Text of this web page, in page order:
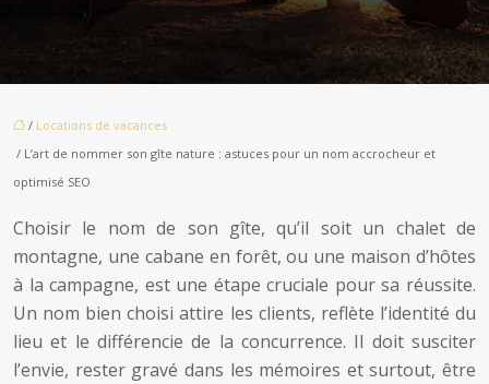
/ Locations de vacances
/ L’art de nommer son gîte nature : astuces pour un nom accrocheur et
optimisé SEO
Choisir le nom de son gîte, qu’il soit un chalet de
montagne, une cabane en forêt, ou une maison d’hôtes
à la campagne, est une étape cruciale pour sa réussite.
Un nom bien choisi attire les clients, reflète l’identité du
lieu et le différencie de la concurrence. Il doit susciter
l’envie, rester gravé dans les mémoires et surtout, être